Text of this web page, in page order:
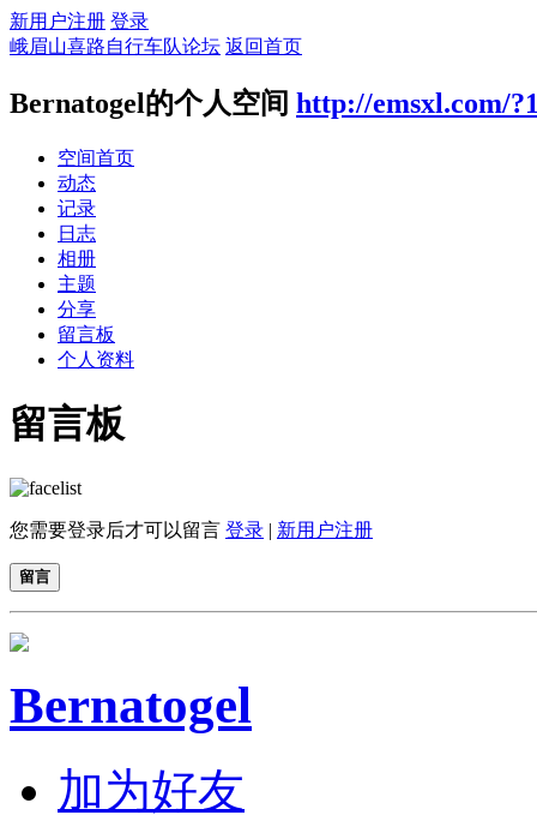
新用户注册 登录
峨眉山喜路自行车队论坛 返回首页
Bernatogel的个人空间 http://emsxl.com/
空间首页
动态
记录
日志
相册
主题
分享
留言板
个人资料
留言板
您需要登录后才可以留言 登录 | 新用户注册
留言
Bernatogel
加为好友